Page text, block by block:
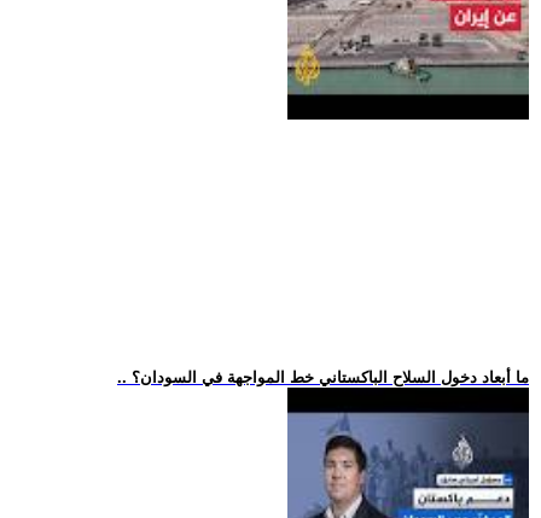
.. ما أبعاد دخول السلاح الباكستاني خط المواجهة في السودان؟